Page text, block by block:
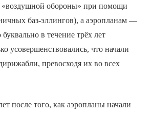
«воздушной обороны» при помощи
баз-эллингов), а аэропланам —
в течение трёх лет
усовершенствовались, что начали
превосходя их во всех
после того, как аэропланы начали